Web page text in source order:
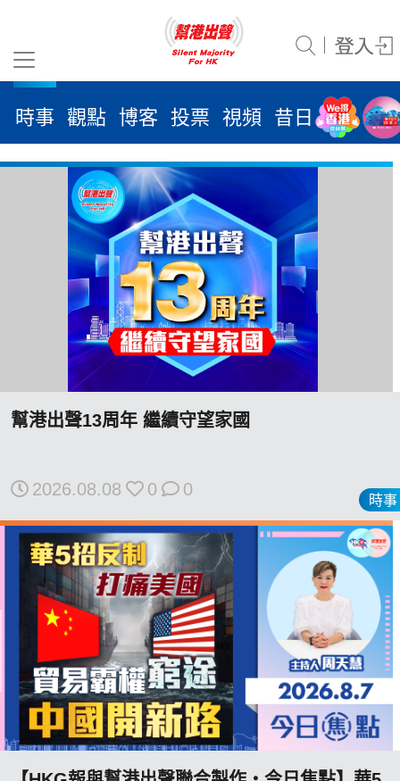
2026
年 8
博客
視頻
昔日
活動
關於我們
時事 觀點 博客 投票 視頻 昔日 系列
時事
幫港出聲13周年 繼續守望家國
2026.08.08 0 0